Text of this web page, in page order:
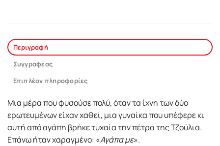
Περιγραφή
Συγγραφέας
Επιπλέον πληροφορίες
Μια μέρα που φυσούσε πολύ, όταν τα ίχνη των δύο
ερωτευμένων είχαν χαθεί, μια γυναίκα που υπέφερε κι
αυτή από αγάπη βρήκε τυχαία την πέτρα της Τζούλια.
Επάνω ήταν χαραγμένο: «Αγάπα με».